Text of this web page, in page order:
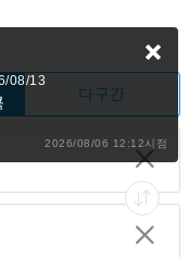
다구간
08/13
2026/08/06 12:12시점